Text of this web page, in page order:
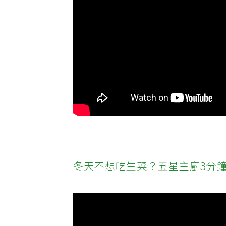
冬天不想吃生菜？五星主廚3分